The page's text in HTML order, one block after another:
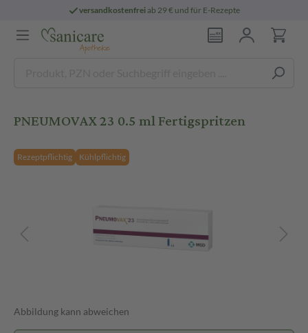
versandkostenfreiab 29 € und für E-Rezepte
PNEUMOVAX 23 0.5 ml Fertigspritzen
Rezeptpflichtig Kühlpflichtig
Abbildung kann abweichen